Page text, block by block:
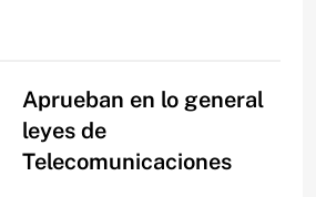
Aprueban en lo general
leyes de
Telecomunicaciones